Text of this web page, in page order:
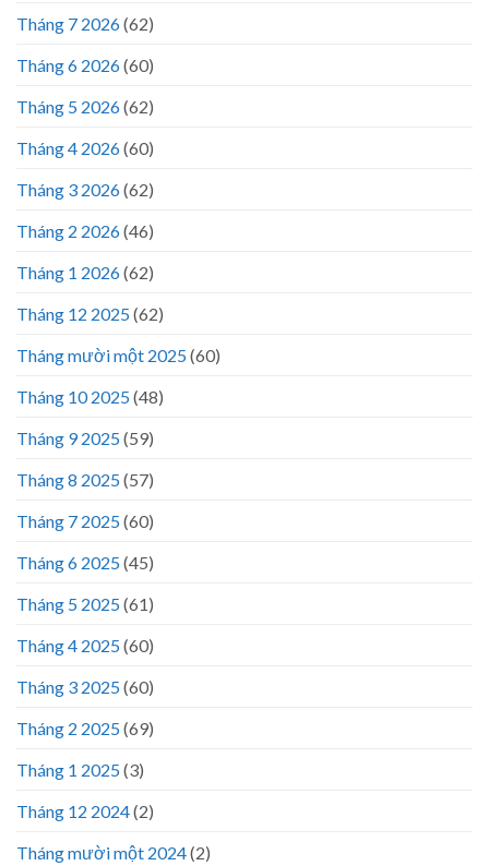
Tháng 7 2026(62)
Tháng 6 2026(60)
Tháng 5 2026(62)
Tháng 4 2026(60)
Tháng 3 2026(62)
Tháng 2 2026(46)
Tháng 1 2026(62)
Tháng 12 2025(62)
Tháng mười một 2025(60)
Tháng 10 2025(48)
Tháng 9 2025(59)
Tháng 8 2025(57)
Tháng 7 2025(60)
Tháng 6 2025(45)
Tháng 5 2025(61)
Tháng 4 2025(60)
Tháng 3 2025(60)
Tháng 2 2025(69)
Tháng 1 2025(3)
Tháng 12 2024(2)
Tháng mười một 2024(2)